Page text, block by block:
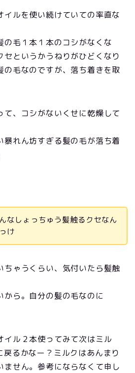
イルを使い続けていての率直な
の毛１本１本のコシがなくな
セというかうねりがひどくなり
の毛なのですが、落ち着きを取
て、コシがないくせに乾燥して
暴れん坊すぎる髪の毛が落ち着
なしょっちゅう髪触るクセなん
け
ちゃうくらい、気付いたら髪触
から。自分の髪の毛なのに
イル２本使ってみて次はミル
るかなー？ミルクはあんまり
ません。参考にならなくて申し